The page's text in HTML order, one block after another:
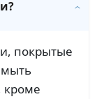
покрытые